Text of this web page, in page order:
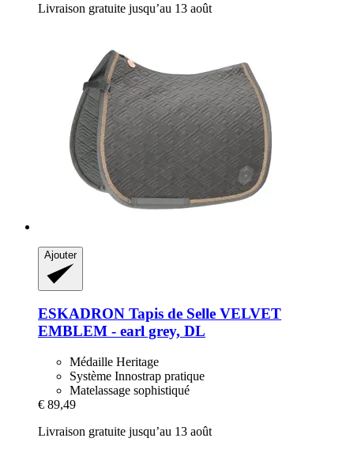
Livraison gratuite jusqu’au 13 août
Ajouter
ESKADRON Tapis de Selle VELVET
EMBLEM -​ earl grey, DL
Médaille Heritage
Système Innostrap pratique
Matelassage sophistiqué
€ 89,49
Livraison gratuite jusqu’au 13 août